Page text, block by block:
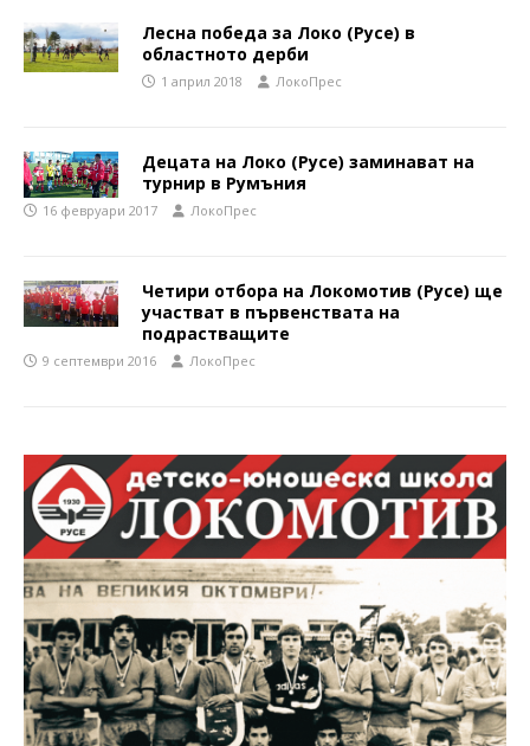
Лесна победа за Локо (Русе) в
областното дерби
1 април 2018 ЛокоПрес
Децата на Локо (Русе) заминават на
турнир в Румъния
16 февруари 2017 ЛокоПрес
Четири отбора на Локомотив (Русе) ще
участват в първенствата на
подрастващите
9 септември 2016 ЛокоПрес